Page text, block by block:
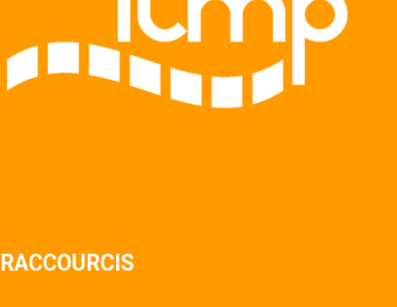
RACCOURCIS